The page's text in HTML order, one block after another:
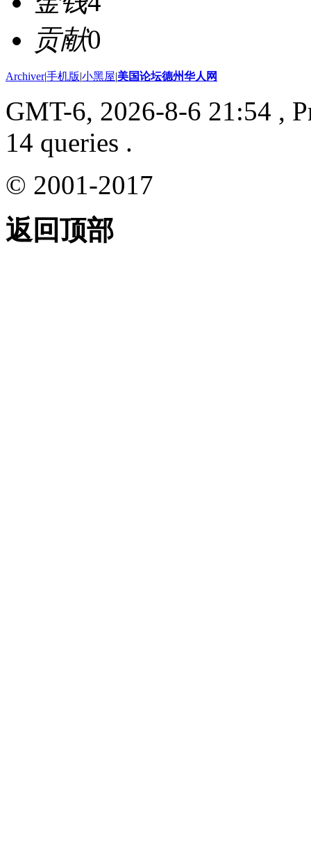
贡献0
Archiver|手机版|小黑屋|美国论坛德州华人网
GMT-6, 2026-8-6 21:54 ,
14 queries .
© 2001-2017
返回顶部